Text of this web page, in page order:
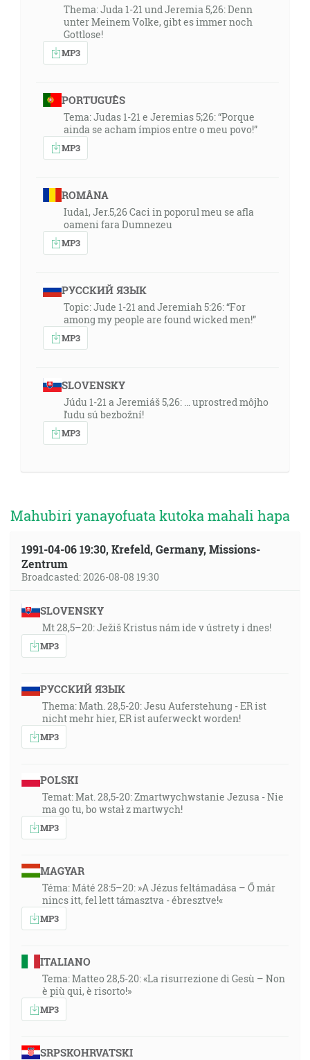
Thema: Juda 1-21 und Jeremia 5,26: Denn
unter Meinem Volke, gibt es immer noch
Gottlose!
MP3
PORTUGUÊS
Tema: Judas 1-21 e Jeremias 5;26: “Porque
ainda se acham ímpios entre o meu povo!”
MP3
ROMÂNA
Iuda1, Jer.5,26 Caci in poporul meu se afla
oameni fara Dumnezeu
MP3
РУССКИЙ ЯЗЫК
Topic: Jude 1-21 and Jeremiah 5:26: “For
among my people are found wicked men!”
MP3
SLOVENSKY
Júdu 1-21 a Jeremiáš 5,26: … uprostred môjho
ľudu sú bezbožní!
MP3
Mahubiri yanayofuata kutoka mahali hapa
1991-04-06 19:30, Krefeld, Germany, Missions-
Zentrum
Broadcasted: 2026-08-08 19:30
SLOVENSKY
Mt 28,5–20: Ježiš Kristus nám ide v ústrety i dnes!
MP3
РУССКИЙ ЯЗЫК
Thema: Math. 28,5-20: Jesu Auferstehung - ER ist
nicht mehr hier, ER ist auferweckt worden!
MP3
POLSKI
Temat: Mat. 28,5-20: Zmartwychwstanie Jezusa - Nie
ma go tu, bo wstał z martwych!
MP3
MAGYAR
Téma: Máté 28:5–20: »A Jézus feltámadása – Ő már
nincs itt, fel lett támasztva - ébresztve!«
MP3
ITALIANO
Tema: Matteo 28,5-20: «La risurrezione di Gesù – Non
è più qui, è risorto!»
MP3
SRPSKOHRVATSKI